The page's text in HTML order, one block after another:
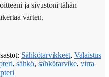
ja sivustoni tähän
varten.
Sähkötarvikkeet, Valaistus
, sähkö, sähkötarvike, virta,